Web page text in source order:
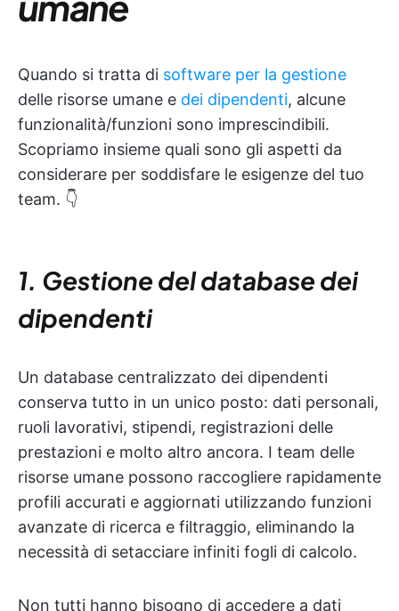
Quando si tratta di software per la gestione
delle risorse umane e dei dipendenti, alcune
funzionalità/funzioni sono imprescindibili.
Scopriamo insieme quali sono gli aspetti da
considerare per soddisfare le esigenze del tuo
team. 👇
1. Gestione del database dei
dipendenti
Un database centralizzato dei dipendenti
conserva tutto in un unico posto: dati personali,
ruoli lavorativi, stipendi, registrazioni delle
prestazioni e molto altro ancora. I team delle
risorse umane possono raccogliere rapidamente
profili accurati e aggiornati utilizzando funzioni
avanzate di ricerca e filtraggio, eliminando la
necessità di setacciare infiniti fogli di calcolo.
Non tutti hanno bisogno di accedere a dati